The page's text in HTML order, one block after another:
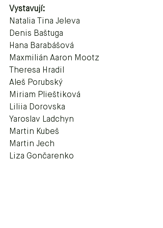
Vystavují:
Natalia Tina Jeleva
Denis Baštuga
Hana Barabášová
Maxmilián Aaron Mootz
Theresa Hradil
Aleš Porubský
Miriam Plieštiková
Liliia Dorovska
Yaroslav Ladchyn
Martin Kubeš
Martin Jech
Liza Gončarenko